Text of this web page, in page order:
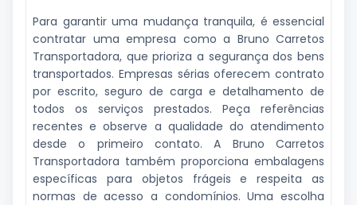
Para garantir uma mudança tranquila, é essencial
contratar uma empresa como a Bruno Carretos
Transportadora, que prioriza a segurança dos bens
transportados. Empresas sérias oferecem contrato
por escrito, seguro de carga e detalhamento de
todos os serviços prestados. Peça referências
recentes e observe a qualidade do atendimento
desde o primeiro contato. A Bruno Carretos
Transportadora também proporciona embalagens
específicas para objetos frágeis e respeita as
normas de acesso a condomínios. Uma escolha